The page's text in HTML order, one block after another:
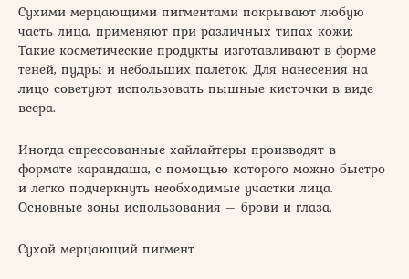
Сухими мерцающими пигментами покрывают любую
часть лица, применяют при различных типах кожи;
Такие косметические продукты изготавливают в форме
теней, пудры и небольших палеток. Для нанесения на
лицо советуют использовать пышные кисточки в виде
веера.
Иногда спрессованные хайлайтеры производят в
формате карандаша, с помощью которого можно быстро
и легко подчеркнуть необходимые участки лица.
Основные зоны использования – брови и глаза.
Сухой мерцающий пигмент